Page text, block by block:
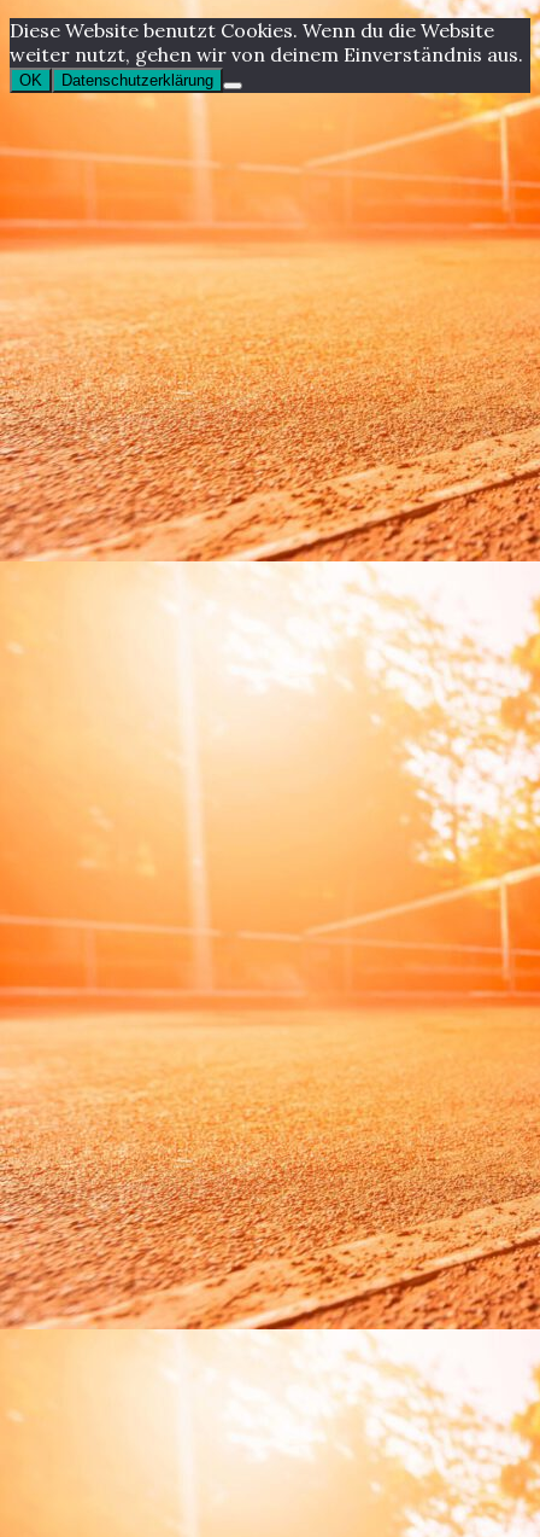
Diese Website benutzt Cookies. Wenn du die Website
weiter nutzt, gehen wir von deinem Einverständnis aus.
OK Datenschutzerklärung